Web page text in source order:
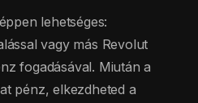
lehetséges:
vagy más Revolut
fogadásával. Miután a
pénz, elkezdheted a